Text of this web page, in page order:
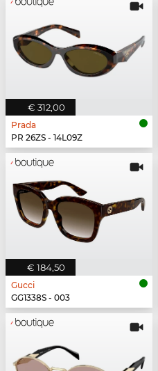
€ 312,00
Prada
PR 26ZS - 14L09Z
€ 184,50
Gucci
GG1338S - 003